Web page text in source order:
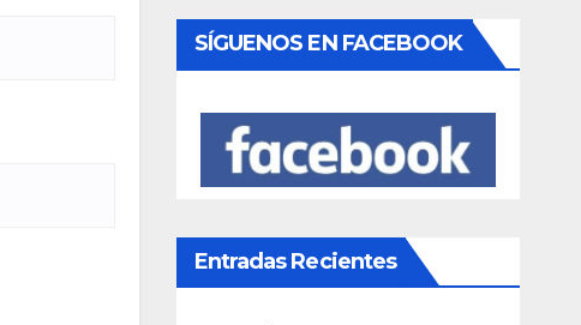
SÍGUENOS EN FACEBOOK
Entradas Recientes